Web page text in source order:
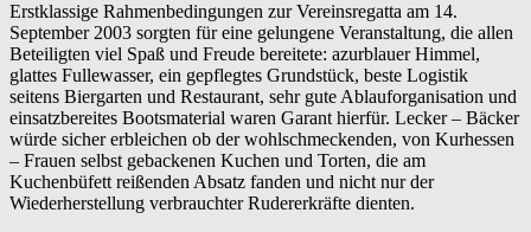
Erstklassige Rahmenbedingungen zur Vereinsregatta am 14.
September 2003 sorgten für eine gelungene Veranstaltung, die allen
Beteiligten viel Spaß und Freude bereitete: azurblauer Himmel,
glattes Fullewasser, ein gepflegtes Grundstück, beste Logistik
seitens Biergarten und Restaurant, sehr gute Ablauforganisation und
einsatzbereites Bootsmaterial waren Garant hierfür. Lecker – Bäcker
würde sicher erbleichen ob der wohlschmeckenden, von Kurhessen
– Frauen selbst gebackenen Kuchen und Torten, die am
Kuchenbüfett reißenden Absatz fanden und nicht nur der
Wiederherstellung verbrauchter Rudererkräfte dienten.